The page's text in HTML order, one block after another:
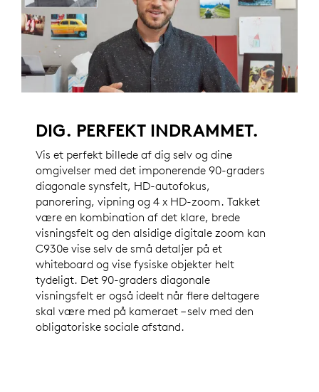
DIG. PERFEKT INDRAMMET.
Vis et perfekt billede af dig selv og dine
omgivelser med det imponerende 90-graders
diagonale synsfelt, HD-autofokus,
panorering, vipning og 4 x HD-zoom. Takket
være en kombination af det klare, brede
visningsfelt og den alsidige digitale zoom kan
C930e vise selv de små detaljer på et
whiteboard og vise fysiske objekter helt
tydeligt. Det 90-graders diagonale
visningsfelt er også ideelt når flere deltagere
skal være med på kameraet – selv med den
obligatoriske sociale afstand.